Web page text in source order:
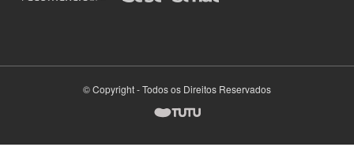
© Copyright - Todos os Direitos Reservados